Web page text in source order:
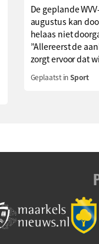
De geplande
augustus kan
helaas niet
”Allereerst de
zorgt ervoor dat
Geplaatst inSport